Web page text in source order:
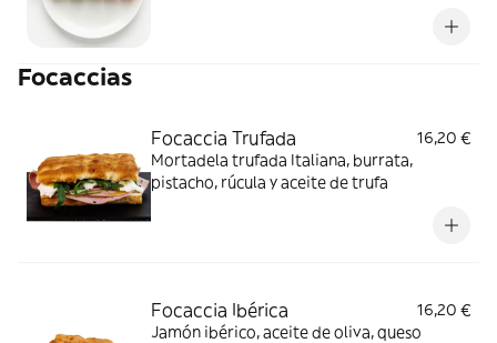
Focaccias
Focaccia Trufada
16,20 €
Mortadela trufada Italiana, burrata,
pistacho, rúcula y aceite de trufa
Focaccia Ibérica
16,20 €
Jamón ibérico, aceite de oliva, queso